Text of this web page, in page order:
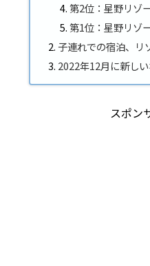
第2位：星野リゾ
第1位：星野リゾ
子連れでの宿泊、リ
2022年12月に新し
スポン